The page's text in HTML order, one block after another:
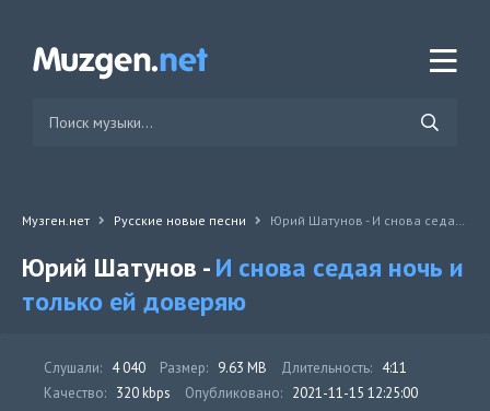
Музген.нет Русские новые песни Юрий Шатунов - И снова седая ночь и только ей доверяю
Юрий Шатунов -И снова седая ночь и
только ей доверяю
Слушали: 4 040 Размер: 9.63 MB Длительность: 4:11
Качество: 320 kbps Опубликовано: 2021-11-15 12:25:00